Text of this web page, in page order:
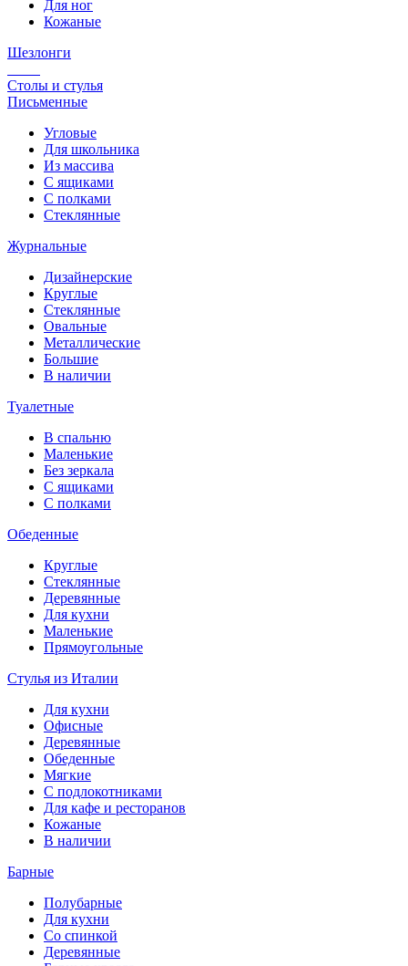
Для ног
Кожаные
Шезлонги
Столы и стулья
Письменные
Угловые
Для школьника
Из массива
С ящиками
С полками
Стеклянные
Журнальные
Дизайнерские
Круглые
Стеклянные
Овальные
Металлические
Большие
В наличии
Туалетные
В спальню
Маленькие
Без зеркала
С ящиками
С полками
Обеденные
Круглые
Стеклянные
Деревянные
Для кухни
Маленькие
Прямоугольные
Стулья из Италии
Для кухни
Офисные
Деревянные
Обеденные
Мягкие
С подлокотниками
Для кафе и ресторанов
Кожаные
В наличии
Барные
Полубарные
Для кухни
Со спинкой
Деревянные